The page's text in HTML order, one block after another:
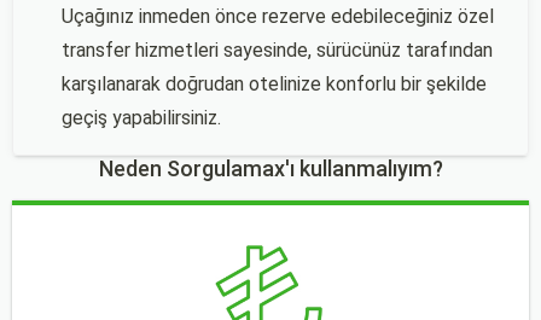
Uçağınız inmeden önce rezerve edebileceğiniz özel
transfer hizmetleri sayesinde, sürücünüz tarafından
karşılanarak doğrudan otelinize konforlu bir şekilde
geçiş yapabilirsiniz.
Neden Sorgulamax'ı kullanmalıyım?